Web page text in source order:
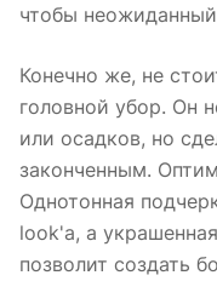
чтобы
Конечно же, не
головной убор. Он
или осадков, но
законченным.
Однотонная
look'a, а
позволит создать